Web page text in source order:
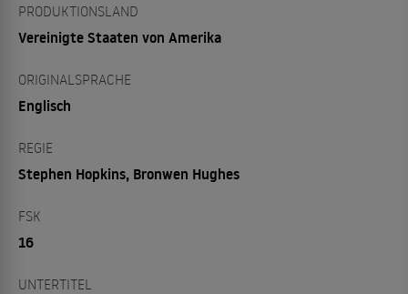
PRODUKTIONSLAND
Vereinigte Staaten von Amerika
ORIGINALSPRACHE
Englisch
REGIE
Stephen Hopkins, Bronwen Hughes
FSK
16
UNTERTITEL